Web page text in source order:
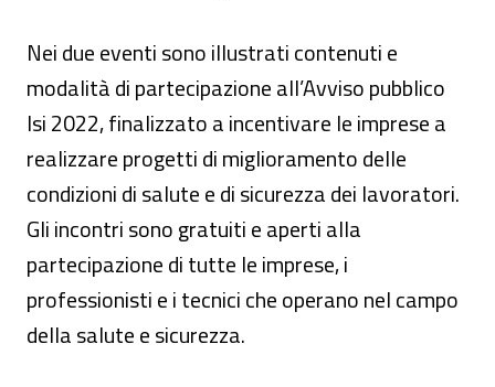
Nei due eventi sono illustrati contenuti e
modalità di partecipazione all’Avviso pubblico
Isi 2022, finalizzato a incentivare le imprese a
realizzare progetti di miglioramento delle
condizioni di salute e di sicurezza dei lavoratori.
Gli incontri sono gratuiti e aperti alla
partecipazione di tutte le imprese, i
professionisti e i tecnici che operano nel campo
della salute e sicurezza.